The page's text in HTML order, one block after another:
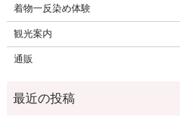
着物一反染め体験
観光案内
通販